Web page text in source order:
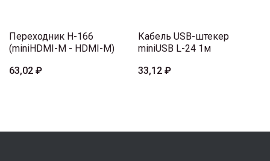
Переходник H-166
(miniHDMI-M - HDMI-M)
63,02 ₽
Кабель USB-штекер
miniUSB L-24 1м
33,12 ₽